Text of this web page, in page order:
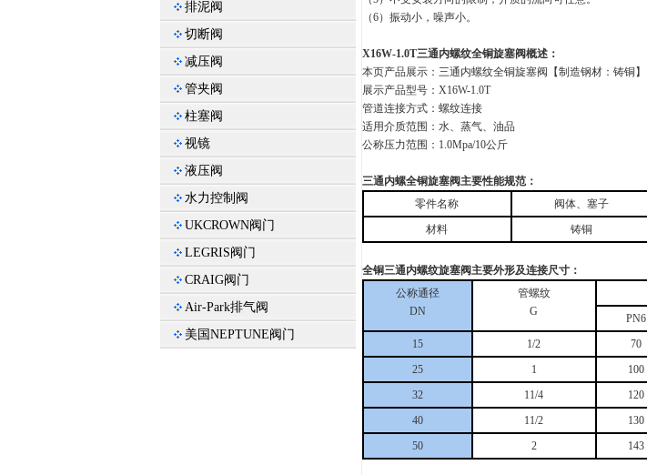
排泥阀
切断阀
减压阀
管夹阀
柱塞阀
视镜
液压阀
水力控制阀
UKCROWN阀门
LEGRIS阀门
CRAIG阀门
Air-Park排气阀
美国NEPTUNE阀门
（6）振动小，噪声小。
X16W-1.0T三通内螺纹全铜旋塞阀概述：
本页产品展示：三通内螺纹全铜旋塞阀【制造钢材：铸铜】
展示产品型号：X16W-1.0T
管道连接方式：螺纹连接
适用介质范围：水、蒸气、油品
公称压力范围：1.0Mpa/10公斤
三通内螺全铜旋塞阀主要性能规范：
零件名称
阀体、塞子
材料
铸铜
全铜三通内螺纹旋塞阀主要外形及连接尺寸：
公称通径
DN
管螺纹
G
PN6
15
1/2 70
25
1 100
32
11/4 120
40
11/2 130
50
2 143